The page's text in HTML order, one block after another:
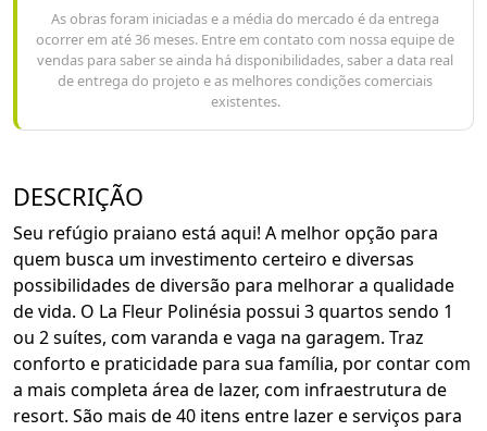
As obras foram iniciadas e a média do mercado é da entrega
ocorrer em até 36 meses. Entre em contato com nossa equipe de
vendas para saber se ainda há disponibilidades, saber a data real
de entrega do projeto e as melhores condições comerciais
existentes.
DESCRIÇÃO
Seu refúgio praiano está aqui! A melhor opção para
quem busca um investimento certeiro e diversas
possibilidades de diversão para melhorar a qualidade
de vida. O La Fleur Polinésia possui 3 quartos sendo 1
ou 2 suítes, com varanda e vaga na garagem. Traz
conforto e praticidade para sua família, por contar com
a mais completa área de lazer, com infraestrutura de
resort. São mais de 40 itens entre lazer e serviços para